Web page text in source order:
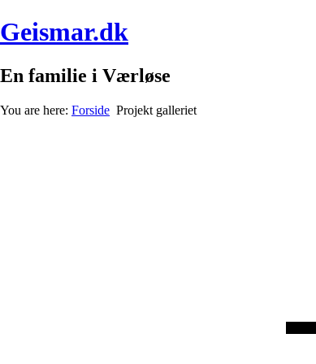
Geismar.dk
En familie i Værløse
You are here: Forside Projekt galleriet